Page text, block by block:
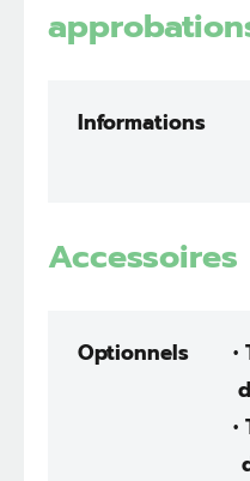
Informations
Accessoires
Optionnels